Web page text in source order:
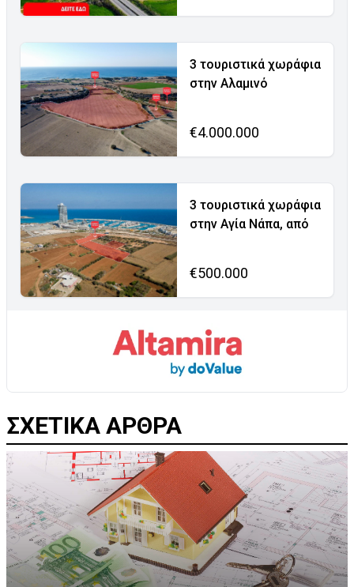
3 τουριστικά χωράφια
στην Αλαμινό
€4.000.000
3 τουριστικά χωράφια
στην Αγία Νάπα, από
€500.000
ΣΧΕΤΙΚΑ ΑΡΘΡΑ